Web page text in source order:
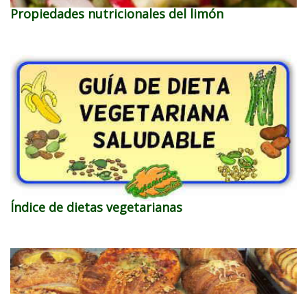
Propiedades nutricionales del limón
Índice de dietas vegetarianas